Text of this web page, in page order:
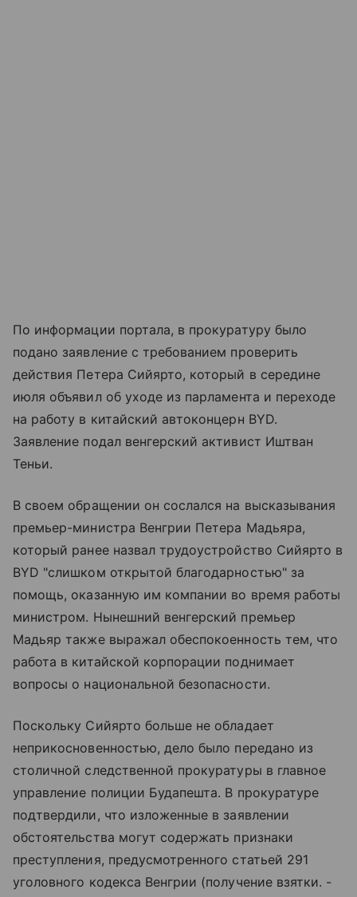
По информации портала, в прокуратуру было
подано заявление с требованием проверить
действия Петера Сийярто, который в середине
июля объявил об уходе из парламента и переходе
на работу в китайский автоконцерн BYD.
Заявление подал венгерский активист Иштван
Теньи.
В своем обращении он сослался на высказывания
премьер-министра Венгрии Петера Мадьяра,
который ранее назвал трудоустройство Сийярто в
BYD "слишком открытой благодарностью" за
помощь, оказанную им компании во время работы
министром. Нынешний венгерский премьер
Мадьяр также выражал обеспокоенность тем, что
работа в китайской корпорации поднимает
вопросы о национальной безопасности.
Поскольку Сийярто больше не обладает
неприкосновенностью, дело было передано из
столичной следственной прокуратуры в главное
управление полиции Будапешта. В прокуратуре
подтвердили, что изложенные в заявлении
обстоятельства могут содержать признаки
преступления, предусмотренного статьей 291
уголовного кодекса Венгрии (получение взятки. -